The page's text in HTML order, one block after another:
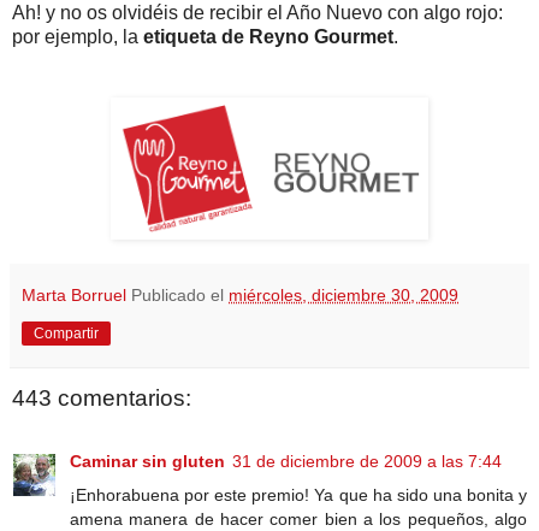
Ah! y no os olvidéis de recibir el Año Nuevo con algo rojo:
por ejemplo, la etiqueta de Reyno Gourmet.
Marta Borruel Publicado el miércoles, diciembre 30, 2009
Compartir
443 comentarios:
Caminar sin gluten 31 de diciembre de 2009 a las 7:44
¡Enhorabuena por este premio! Ya que ha sido una bonita y
amena manera de hacer comer bien a los pequeños, algo